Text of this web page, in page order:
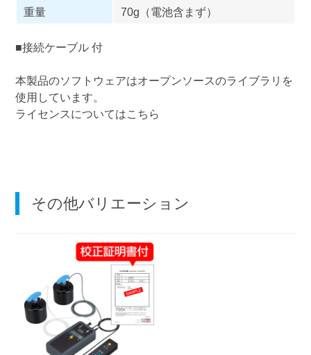
重量
70g（電池含まず）
■接続ケーブル 付
本製品のソフトウェアはオープンソースのライブラリを
使用しています。
ライセンスについてはこちら
その他バリエーション